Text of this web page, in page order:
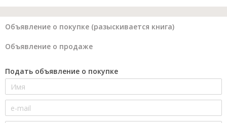
Объявление о покупке (разыскивается книга)
Объявление о продаже
Подать объявление о покупке